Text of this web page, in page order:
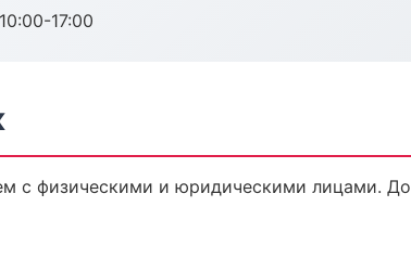
17:00
с физическими и юридическими лицами.